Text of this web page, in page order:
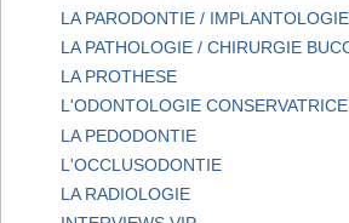
LA PARODONTIE / IMPLANTOLOGIE
LA PATHOLOGIE / CHIRURGIE
LA PROTHESE
L'ODONTOLOGIE CONSERVATRICE
LA PEDODONTIE
L'OCCLUSODONTIE
LA RADIOLOGIE